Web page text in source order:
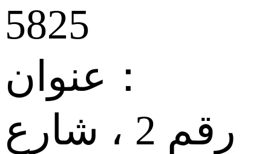
5825
عنوان：
رقم 2 ، شارع